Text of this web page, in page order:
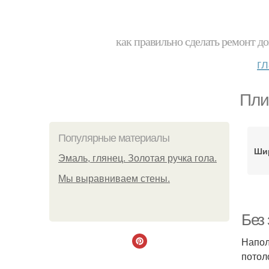
как правильно сделать ремонт
Популярные материалы
Эмаль, глянец. Золотая ручка гола.
Мы выравниваем стены.
Без